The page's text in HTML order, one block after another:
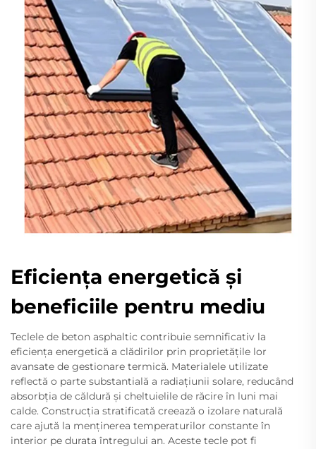
Eficienţa energetică şi
beneficiile pentru mediu
Teclele de beton asphaltic contribuie semnificativ la
eficiența energetică a clădirilor prin proprietățile lor
avansate de gestionare termică. Materialele utilizate
reflectă o parte substantială a radiațiunii solare, reducând
absorbția de căldură și cheltuielile de răcire în luni mai
calde. Construcția stratificată creează o izolare naturală
care ajută la menținerea temperaturilor constante în
interior pe durata întregului an. Aceste tecle pot fi